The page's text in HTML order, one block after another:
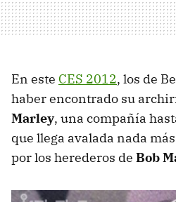
En este CES 2012, los de
haber encontrado su
Marley, una compañía
que llega avalada nada
por los herederos de Bob